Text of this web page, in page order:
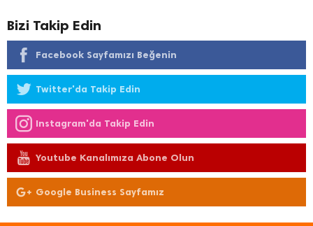
Bizi Takip Edin
Facebook Sayfamızı Beğenin
Twitter'da Takip Edin
Instagram'da Takip Edin
Youtube Kanalımıza Abone Olun
Google Business Sayfamız